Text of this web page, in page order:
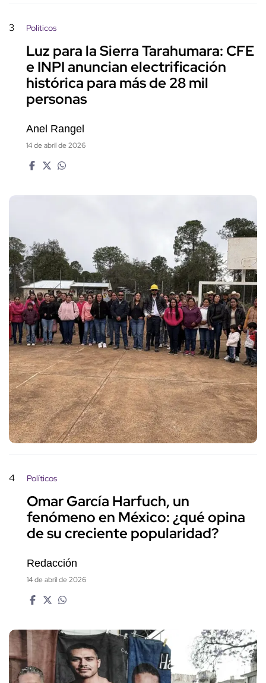
3 Políticos
Luz para la Sierra Tarahumara: CFE
e INPI anuncian electrificación
histórica para más de 28 mil
personas
Anel Rangel
14 de abril de 2026
4 Políticos
Omar García Harfuch, un
fenómeno en México: ¿qué opina
de su creciente popularidad?
Redacción
14 de abril de 2026